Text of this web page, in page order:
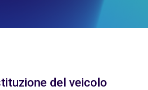
del veicolo